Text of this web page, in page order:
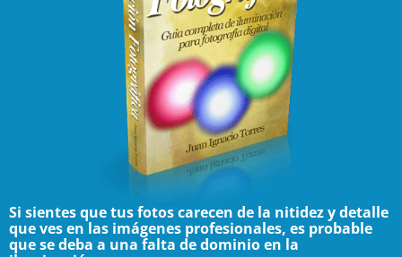
Si sientes que tus fotos carecen de la nitidez y detalle
que ves en las imágenes profesionales, es probable
que se deba a una falta de dominio en la